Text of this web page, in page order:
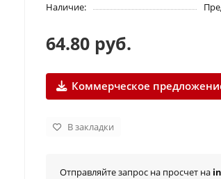
Наличие:
64.80 руб.
Коммерческое
В закладки
Отправляйте запрос на просчет на